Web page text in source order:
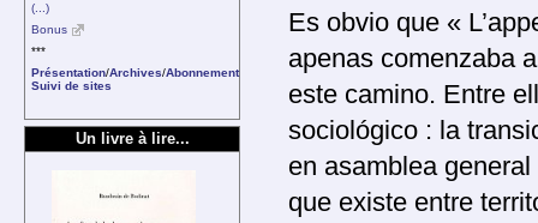
Es obvio que «
apenas comenzaba
este camino. Entre
sociológico : la
en asamblea
que existe entre
(...)
Bonus
***
Présentation/Archives/Abonnement
Suivi de sites
Un livre à lire...